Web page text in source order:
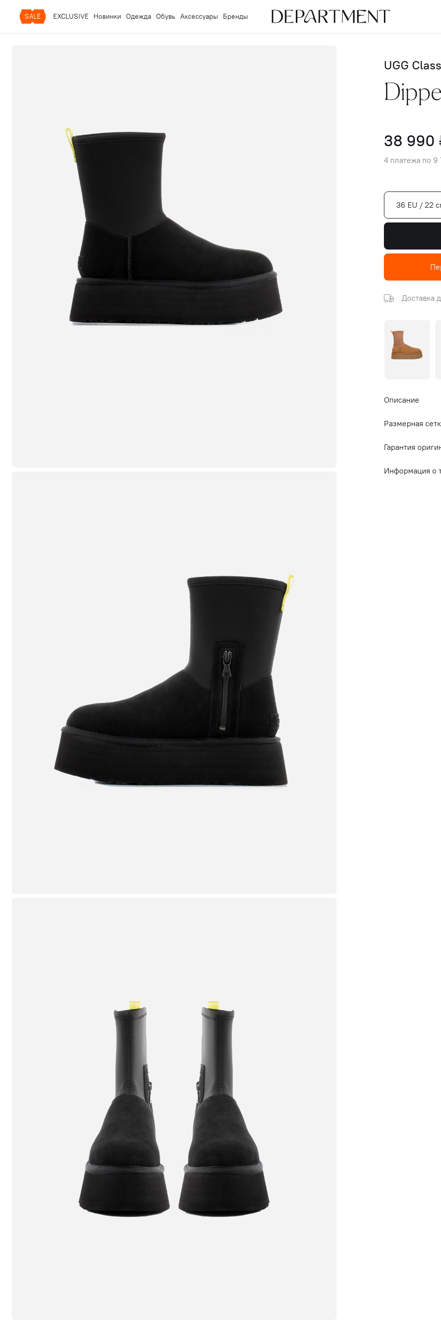
SALE EXCLUSIVE Новинки Одежда Обувь Аксессуары Бренды
UGG
38 990
4 платежа по 9
36 EU / 22
Доставка
Описание
Размерная
Гарантия
Информация о